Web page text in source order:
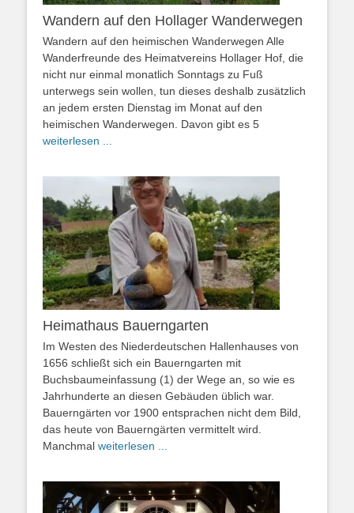
Wandern auf den Hollager Wanderwegen
Wandern auf den heimischen Wanderwegen Alle
Wanderfreunde des Heimatvereins Hollager Hof, die
nicht nur einmal monatlich Sonntags zu Fuß
unterwegs sein wollen, tun dieses deshalb zusätzlich
an jedem ersten Dienstag im Monat auf den
heimischen Wanderwegen. Davon gibt es 5
weiterlesen ...
Heimathaus Bauerngarten
Im Westen des Niederdeutschen Hallenhauses von
1656 schließt sich ein Bauerngarten mit
Buchsbaumeinfassung (1) der Wege an, so wie es
Jahrhunderte an diesen Gebäuden üblich war.
Bauerngärten vor 1900 entsprachen nicht dem Bild,
das heute von Bauerngärten vermittelt wird.
Manchmal weiterlesen ...